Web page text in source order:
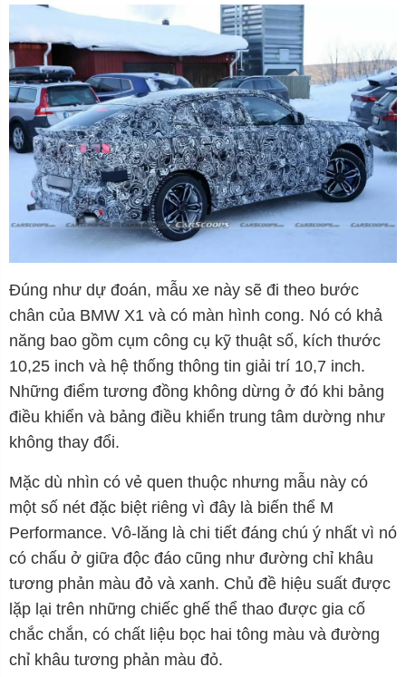
Đúng như dự đoán, mẫu xe này sẽ đi theo bước
chân của BMW X1 và có màn hình cong. Nó có khả
năng bao gồm cụm công cụ kỹ thuật số, kích thước
10,25 inch và hệ thống thông tin giải trí 10,7 inch.
Những điểm tương đồng không dừng ở đó khi bảng
điều khiển và bảng điều khiển trung tâm dường như
không thay đổi.
Mặc dù nhìn có vẻ quen thuộc nhưng mẫu này có
một số nét đặc biệt riêng vì đây là biến thể M
Performance. Vô-lăng là chi tiết đáng chú ý nhất vì nó
có chấu ở giữa độc đáo cũng như đường chỉ khâu
tương phản màu đỏ và xanh. Chủ đề hiệu suất được
lặp lại trên những chiếc ghế thể thao được gia cố
chắc chắn, có chất liệu bọc hai tông màu và đường
chỉ khâu tương phản màu đỏ.